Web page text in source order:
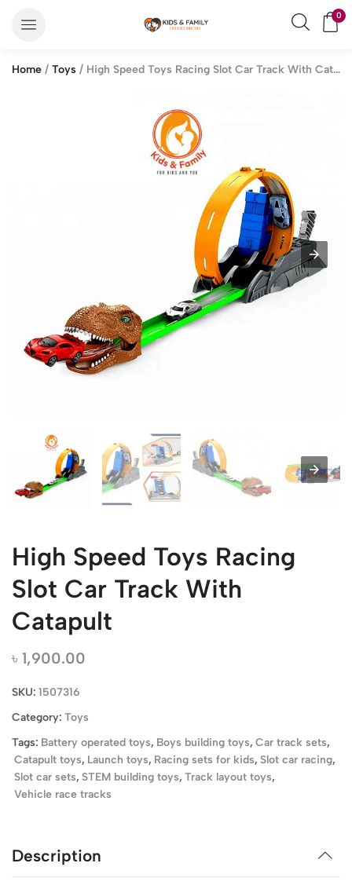
0
Home / Toys / High Speed Toys Racing Slot Car Track With Catapult
High Speed Toys Racing
Slot Car Track With
Catapult
৳ 1,900.00
SKU: 1507316
Category: Toys
Tags: Battery operated toys, Boys building toys, Car track sets,
Catapult toys, Launch toys, Racing sets for kids, Slot car racing,
Slot car sets, STEM building toys, Track layout toys,
Vehicle race tracks
Description